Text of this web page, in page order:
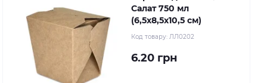
Салат 750 мл
(6,5х8,5х10,5 см)
Код товару: ЛЛ0202
6.20 грн